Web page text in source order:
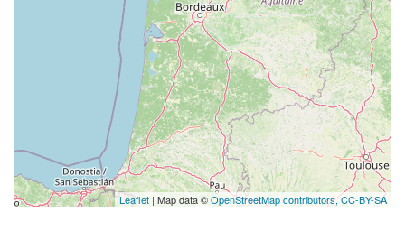
Leaflet | Map data ©OpenStreetMap contributors,CC-BY-SA